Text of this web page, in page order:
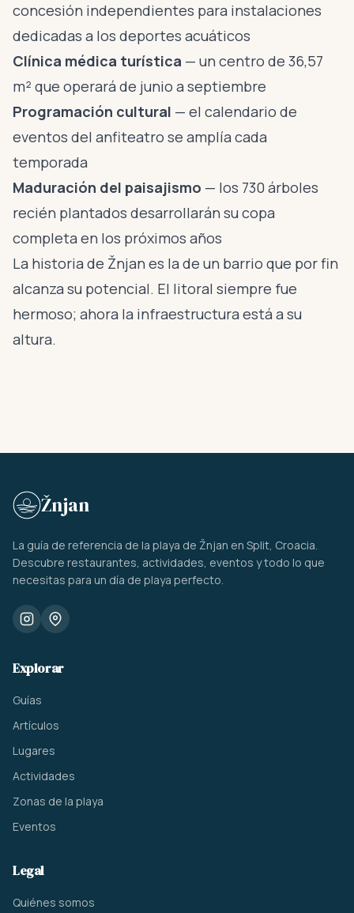
concesión independientes para instalaciones
dedicadas a los deportes acuáticos
Clínica médica turística — un centro de 36,57
m² que operará de junio a septiembre
Programación cultural — el calendario de
eventos del anfiteatro se amplía cada
temporada
Maduración del paisajismo — los 730 árboles
recién plantados desarrollarán su copa
completa en los próximos años
La historia de Žnjan es la de un barrio que por fin
alcanza su potencial. El litoral siempre fue
hermoso; ahora la infraestructura está a su
altura.
Žnjan
La guía de referencia de la playa de Žnjan en Split, Croacia.
Descubre restaurantes, actividades, eventos y todo lo que
necesitas para un día de playa perfecto.
Explorar
Guías
Artículos
Lugares
Actividades
Zonas de la playa
Eventos
Legal
Quiénes somos